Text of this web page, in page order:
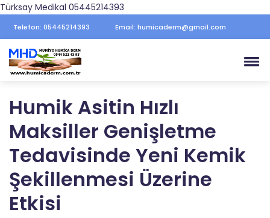
Türksay Medikal 05445214393
Telefon: 05445214393 Email: humicaderm@gmail.com
Humik Asitin Hızlı
Maksiller Genişletme
Tedavisinde Yeni Kemik
Şekillenmesi Üzerine
Etkisi